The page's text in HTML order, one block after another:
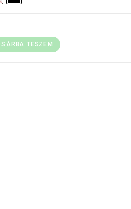
TESZEM